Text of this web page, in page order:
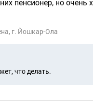
пенсионер, но
г. Йошкар-Ола
что делать.